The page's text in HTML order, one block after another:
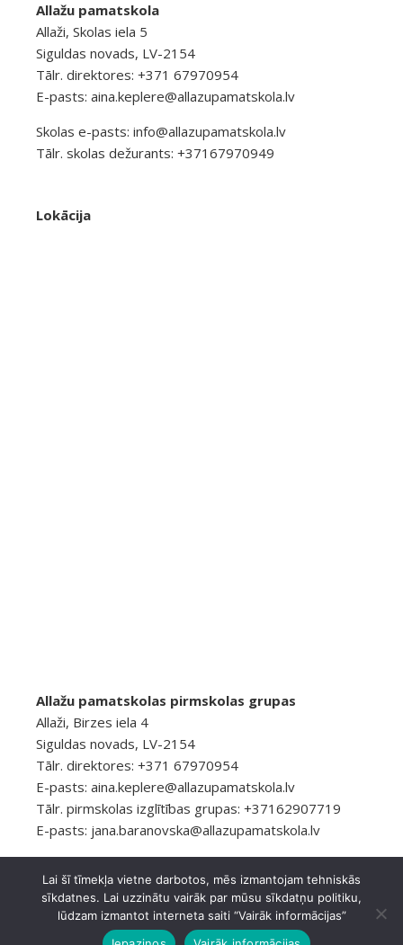
Allažu pamatskola
Allaži, Skolas iela 5
Siguldas novads, LV-2154
Tālr. direktores: +371 67970954
E-pasts: aina.keplere@allazupamatskola.lv
Skolas e-pasts: info@allazupamatskola.lv
Tālr. skolas dežurants: +37167970949
Lokācija
Allažu pamatskolas pirmskolas grupas
Allaži, Birzes iela 4
Siguldas novads, LV-2154
Tālr. direktores: +371 67970954
E-pasts: aina.keplere@allazupamatskola.lv
Tālr. pirmskolas izglītības grupas: +37162907719
E-pasts: jana.baranovska@allazupamatskola.lv
© 2026 Allažu pamatskolaPrivātuma politika
Ashe Tēma, koWP Royal
Lai šī tīmekļa vietne darbotos, mēs izmantojam tehniskās
sīkdatnes. Lai uzzinātu vairāk par mūsu sīkdatņu politiku,
lūdzam izmantot interneta saiti “Vairāk informācijas”